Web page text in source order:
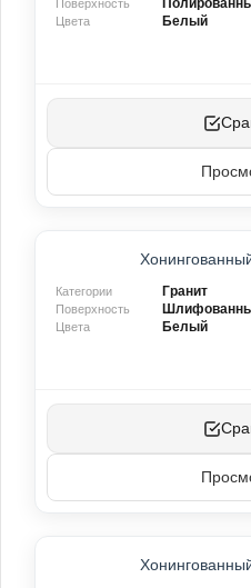
Поверхность
Цвета Белый
Категории Гранит
Поверхность
Цвета Белый